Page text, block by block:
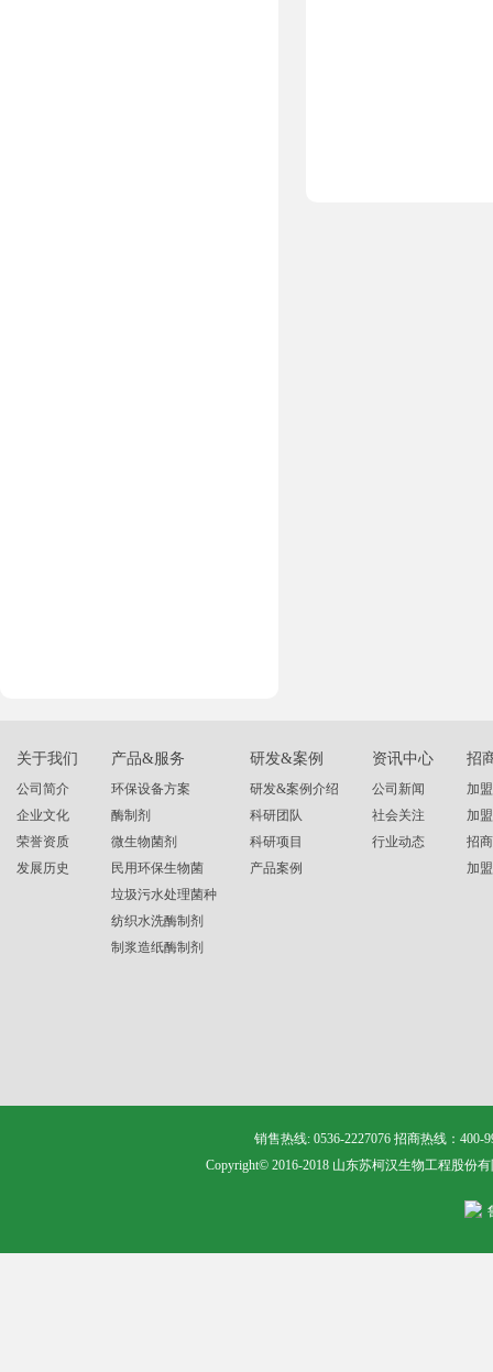
关于我们
公司简介
企业文化
荣誉资质
发展历史
产品&服务
环保设备方案
酶制剂
微生物菌剂
民用环保生物菌
垃圾污水处理菌种
纺织水洗酶制剂
制浆造纸酶制剂
研发&案例
研发&案例介绍
科研团队
科研项目
产品案例
资讯中心
公司新闻
社会关注
行业动态
招
加
加
招
加
销售热线: 0536-2227076 招商热线：
Copyright© 2016-2018 山东苏柯汉生物工程股份